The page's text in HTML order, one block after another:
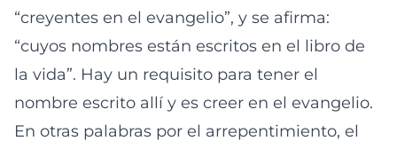
“creyentes en el evangelio”, y se afirma:
“cuyos nombres están escritos en el libro de
la vida”. Hay un requisito para tener el
nombre escrito allí y es creer en el evangelio.
En otras palabras por el arrepentimiento, el